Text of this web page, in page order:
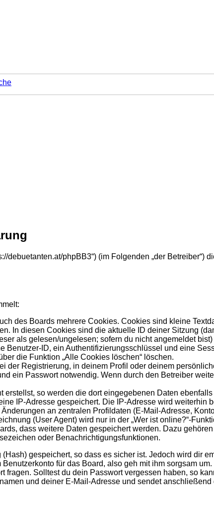
debuetanten.at/phpBB3“) (im Folgenden „der
des Boards mehrere Cookies. Cookies sind kleine
In diesen Cookies sind die aktuelle ID deiner Sitzung
als gelesen/ungelesen; sofern du nicht angemeldet
Benutzer-ID, ein Authentifizierungsschlüssel und eine
die Funktion „Alle Cookies löschen“ löschen.
der Registrierung, in deinem Profil oder deinem
ein Passwort notwendig. Wenn durch den Betreiber
so werden die dort eingegebenen Daten
IP-Adresse gespeichert. Die IP-Adresse wird weiterhin
an zentralen Profildaten (E-Mail-Adresse,
(User Agent) wird nur in der „Wer ist online?“-
dass weitere Daten gespeichert werden. Dazu
oder Benachrichtigungsfunktionen.
gespeichert, so dass es sicher ist. Jedoch wird dir
für das Board, also geh mit ihm sorgsam
Solltest du dein Passwort vergessen haben, so
und deiner E-Mail-Adresse und sendet